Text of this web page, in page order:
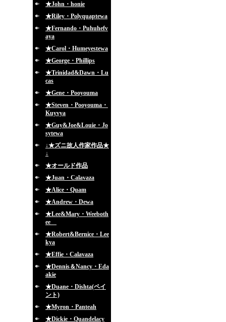
★John・honie
★Riley・Polyquaptewa
★Fernando・Puhuhefv
aya
★Carol・Humeyestewa
★George・Phillips
★Trinidad&Dawn・Lu
cas
★Gene・Pooyouma
★Steven・Pooyouma・
Kuyvya
★Guy&Joe&Louie・Jo
sytewa
↓★ズニ故人作家作品★
↓
★オールド作品
★Juan・Calavaza
★Alice・Quam
★Andrew・Dewa
★Lee&Mary・Weeboth
ee
★Robert&Bernice・Lee
kya
★Effie・Calavaza
★Dennis＆Nancy・Eda
akie
★Duane・Dishta(ペイ
ント)
★Myron・Panteah
★Dickie・Quandelacy